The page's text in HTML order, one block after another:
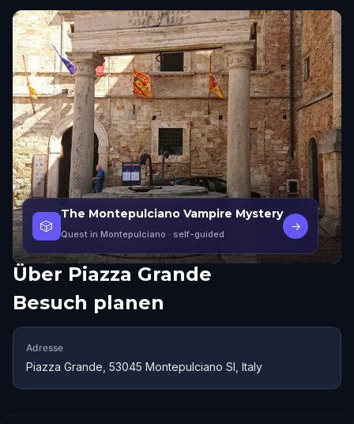
🎲
The Montepulciano Vampire Mystery
Quest in Montepulciano · self-guided
→
Über Piazza Grande
Besuch planen
Adresse
Piazza Grande, 53045 Montepulciano SI, Italy